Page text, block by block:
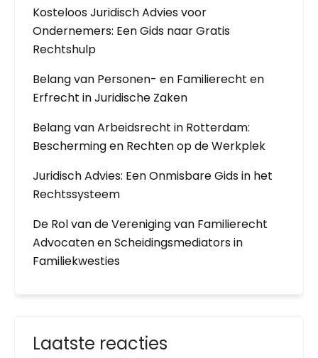
Kosteloos Juridisch Advies voor
Ondernemers: Een Gids naar Gratis
Rechtshulp
Belang van Personen- en Familierecht en
Erfrecht in Juridische Zaken
Belang van Arbeidsrecht in Rotterdam:
Bescherming en Rechten op de Werkplek
Juridisch Advies: Een Onmisbare Gids in het
Rechtssysteem
De Rol van de Vereniging van Familierecht
Advocaten en Scheidingsmediators in
Familiekwesties
Laatste reacties